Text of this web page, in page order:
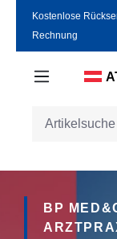
Zum Hauptinhalt
Kostenlose
Rechnung
BP